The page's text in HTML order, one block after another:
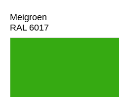
Meigroen
RAL 6017